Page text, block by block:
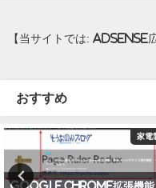
【当サイトでは: AdSense
おすすめ
家電